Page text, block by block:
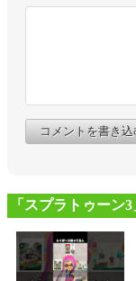
コメントを書き込
「スプラトゥーン